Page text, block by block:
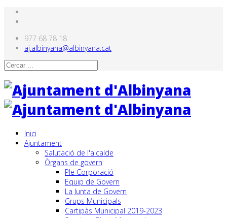
977 68 78 18
aj.albinyana@albinyana.cat
Inici
Ajuntament
Salutació de l'alcalde
Òrgans de govern
Ple Corporació
Equip de Govern
La Junta de Govern
Grups Municipals
Cartipàs Municipal 2019-2023